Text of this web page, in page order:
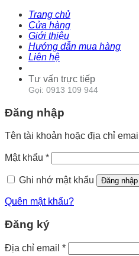
Trang chủ
Cửa hàng
Giới thiệu
Hướng dẫn mua hàng
Liên hệ
Tư vấn trực tiếp
Gọi: 0913 109 944
Đăng nhập
Tên tài khoản hoặc địa chỉ email
Mật khẩu *
Ghi nhớ mật khẩu Đăng nhập
Quên mật khẩu?
Đăng ký
Địa chỉ email *